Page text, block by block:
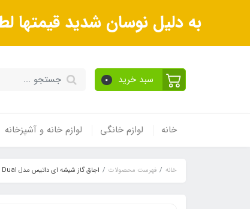
به دلیل نوسان شدید
سبد خرید 0
خانه لوازم خانگی لوازم خانه و آشپزخانه
خانه فهرست محصولات اجاق گاز شیشه ای داتیس مدل DG-525 Dual